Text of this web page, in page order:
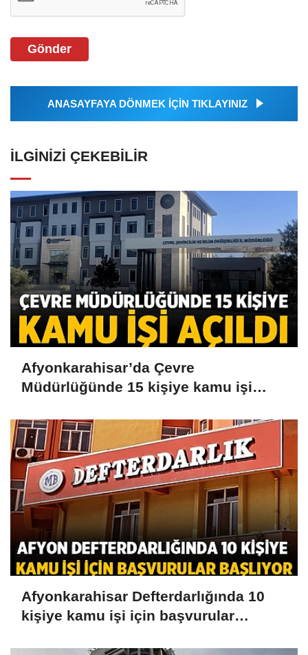
Gönder
ANASAYFAYA DÖNMEK İÇİN TIKLAYINIZ
İLGINIZI ÇEKEBILIR
Afyonkarahisar’da Çevre
Müdürlüğünde 15 kişiye kamu işi
Afyonkarahisar Defterdarlığında 10
kişiye kamu işi için başvurular